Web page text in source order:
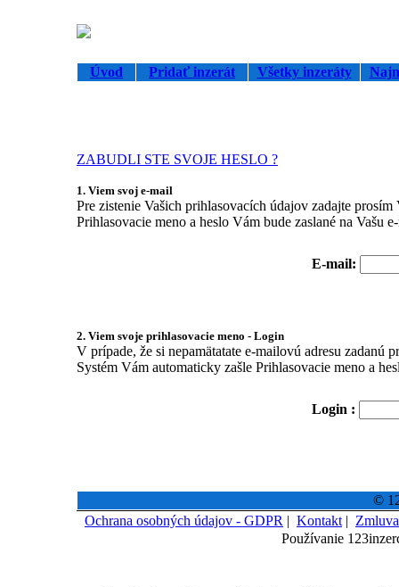
Úvod Pridať inzerát Všetky inzeráty
ZABUDLI STE SVOJE HESLO ?
1. Viem svoj e-mail
Pre zistenie Vašich prihlasovacích údajov zadajte
Prihlasovacie meno a heslo Vám bude zaslané na Vašu
E-mail:
2. Viem svoje prihlasovacie meno - Login
V prípade, že si nepamätatate e-mailovú adresu zadanú
Systém Vám automaticky zašle Prihlasovacie meno a
Login :
©
Ochrana osobných údajov - GDPR | Kontakt | Zmluva
Používanie